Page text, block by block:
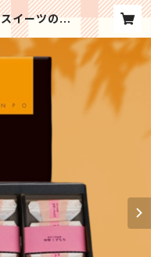
スイーツの詰
） 送料無料
お祝い 贈り
ント | Rega